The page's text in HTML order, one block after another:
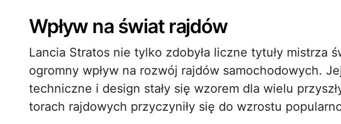
Wpływ na świat rajdów
Lancia Stratos nie tylko zdobyła liczne tytuły mistrza
ogromny wpływ na rozwój rajdów samochodowych.
techniczne i design stały się wzorem dla wielu
torach rajdowych przyczyniły się do wzrostu